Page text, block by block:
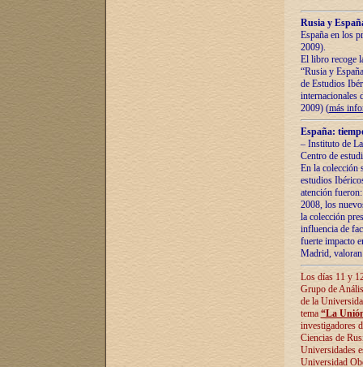
Rusia y
España en los
2009).
El libro recoge
“Rusia y
de Estudios
internacionales
2009) (más
España:
– Instituto de
Centro de
En la colección
estudios
atención
2008, los
la colección
influencia de
fuerte impacto
Madrid,
Los días 11 y
Grupo de
de la
tema “La
investigadores
Ciencias de
Universidades
Universidad